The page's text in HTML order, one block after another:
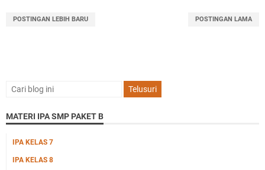
POSTINGAN LEBIH BARU POSTINGAN LAMA
MATERI IPA SMP PAKET B
IPA KELAS 7
IPA KELAS 8